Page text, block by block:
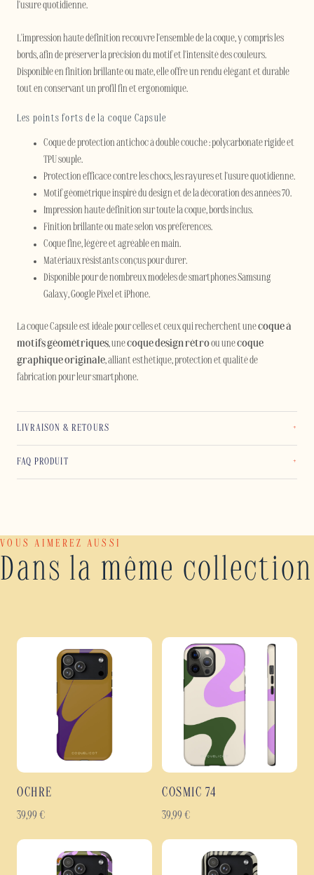
l'usure quotidienne.
L'impression haute définition recouvre l'ensemble de la coque, y compris les
bords, afin de préserver la précision du motif et l'intensité des couleurs.
Disponible en finition brillante ou mate, elle offre un rendu élégant et durable
tout en conservant un profil fin et ergonomique.
Les points forts de la coque Capsule
Coque de protection antichoc à double couche : polycarbonate rigide et
TPU souple.
Protection efficace contre les chocs, les rayures et l'usure quotidienne.
Motif géométrique inspiré du design et de la décoration des années 70.
Impression haute définition sur toute la coque, bords inclus.
Finition brillante ou mate selon vos préférences.
Coque fine, légère et agréable en main.
Matériaux résistants conçus pour durer.
Disponible pour de nombreux modèles de smartphones Samsung
Galaxy, Google Pixel et iPhone.
La coque Capsule est idéale pour celles et ceux qui recherchent unecoque à
motifs géométriques, unecoque design rétroou unecoque
graphique originale, alliant esthétique, protection et qualité de
fabrication pour leur smartphone.
LIVRAISON & RETOURS
FAQ PRODUIT
VOUS AIMEREZ AUSSI
Dans la même collection
OCHRE
39,99 €
COSMIC 74
39,99 €